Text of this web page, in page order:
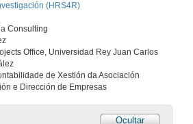
(HRS4R)
Consulting
Office, Universidad Rey Juan Carlos
de Xestión da Asociación
e Dirección de Empresas
Ocultar
12 de xul. de 2022
Apertura da sesión
30 de xuño de 2022